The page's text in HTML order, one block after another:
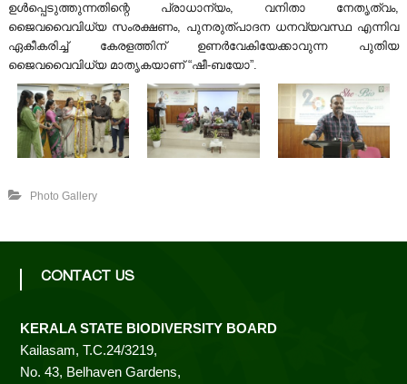
t
y
ഉൾപ്പെടുത്തുന്നതിന്റെ പ്രാധാന്യം, വനിതാ നേതൃത്വം,
ജൈവവൈവിധ്യ സംരക്ഷണം, പുനരുത്പാദന ധനവ്യവസ്ഥ എന്നിവ
ഏകീകരിച്ച് കേരളത്തിന് ഉണർവേകിയേക്കാവുന്ന പുതിയ
ജൈവവൈവിധ്യ മാതൃകയാണ് “ഷീ-ബയോ”.
Photo Gallery
CONTACT US
KERALA STATE BIODIVERSITY BOARD
Kailasam, T.C.24/3219,
No. 43, Belhaven Gardens,